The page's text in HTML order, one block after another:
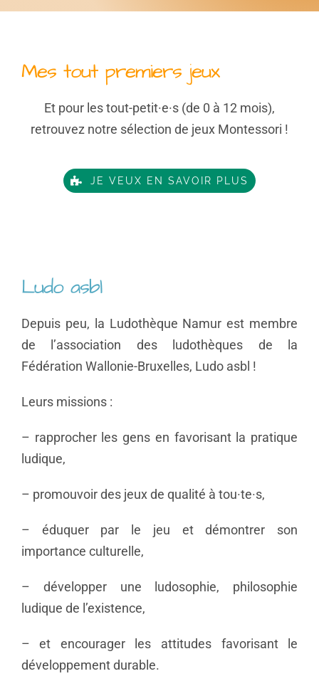
Mes tout premiers jeux
Et pour les tout-petit·e·s (de 0 à 12 mois),
retrouvez notre sélection de jeux Montessori !
JE VEUX EN SAVOIR PLUS
Ludo asbl
Depuis peu, la Ludothèque Namur est membre
de l’association des ludothèques de la
Fédération Wallonie-Bruxelles, Ludo asbl !
Leurs missions :
– rapprocher les gens en favorisant la pratique
ludique,
– promouvoir des jeux de qualité à tou·te·s,
– éduquer par le jeu et démontrer son
importance culturelle,
– développer une ludosophie, philosophie
ludique de l’existence,
– et encourager les attitudes favorisant le
développement durable.